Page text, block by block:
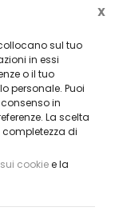
sul tuo
in essi
o il tuo
personale. Puoi
in
La scelta
di
cookiee la
X